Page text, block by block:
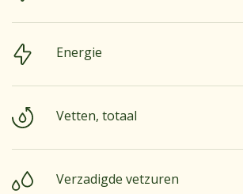
Energie
Vetten, totaal
Verzadigde vetzuren